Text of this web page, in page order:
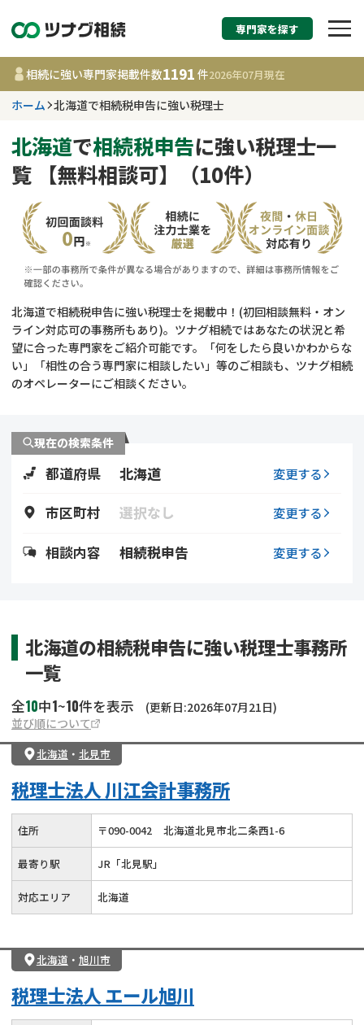
相続税申告・相続手
す
北海道
事務所 1191
相談内容で探す
相続登記
遺留分侵害額請求
相続人調査
コラム
相続手続き
相続登記
専門家を探す
相続に強い専門家掲載件数1191 件2026年07月現在
ホーム 北海道で相続税申告に強い税理士
北海道で相続税申告に強い税理士一
覧 【無料相談可】（10件）
北海道で相続税申告に強い税理士を掲載中！(初回相談無料・オン
ライン対応可の事務所もあり)。ツナグ相続ではあなたの状況と希
望に合った専門家をご紹介可能です。「何をしたら良いかわからな
い」「相性の合う専門家に相談したい」等のご相談も、ツナグ相続
のオペレーターにご相談ください。
現在の検索条件
都道府県 北海道 変更する
市区町村 選択なし 変更する
相談内容 相続税申告 変更する
北海道の相続税申告に強い税理士事務所
一覧
全10中1~10件を表示
(更新日:2026年07月21日)
並び順について
北海道 ・ 北見市
税理士法人 川江会計事務所
住所 〒090-0042 北海道北見市北二条西1-6
最寄り駅 JR「北見駅」
対応エリア 北海道
北海道 ・ 旭川市
税理士法人 エール旭川